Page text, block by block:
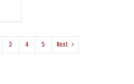
3 4 5 Next